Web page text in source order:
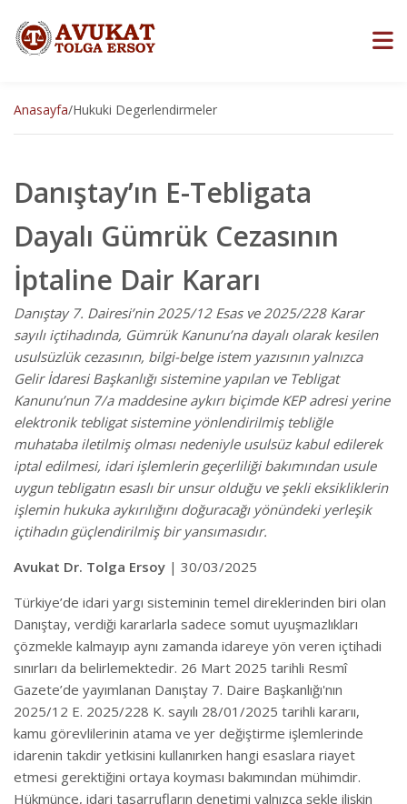
Anasayfa/Hukuki Degerlendirmeler
Danıştay’ın E-Tebligata
Dayalı Gümrük Cezasının
İptaline Dair Kararı
Danıştay 7. Dairesi’nin 2025/12 Esas ve 2025/228 Karar
sayılı içtihadında, Gümrük Kanunu’na dayalı olarak kesilen
usulsüzlük cezasının, bilgi-belge istem yazısının yalnızca
Gelir İdaresi Başkanlığı sistemine yapılan ve Tebligat
Kanunu’nun 7/a maddesine aykırı biçimde KEP adresi yerine
elektronik tebligat sistemine yönlendirilmiş tebliğle
muhataba iletilmiş olması nedeniyle usulsüz kabul edilerek
iptal edilmesi, idari işlemlerin geçerliliği bakımından usule
uygun tebligatın esaslı bir unsur olduğu ve şekli eksikliklerin
işlemin hukuka aykırılığını doğuracağı yönündeki yerleşik
içtihadın güçlendirilmiş bir yansımasıdır.
Avukat Dr. Tolga Ersoy | 30/03/2025
Türkiye’de idari yargı sisteminin temel direklerinden biri olan
Danıştay, verdiği kararlarla sadece somut uyuşmazlıkları
çözmekle kalmayıp aynı zamanda idareye yön veren içtihadi
sınırları da belirlemektedir. 26 Mart 2025 tarihli Resmî
Gazete’de yayımlanan Danıştay 7. Daire Başkanlığı'nın
2025/12 E. 2025/228 K. sayılı 28/01/2025 tarihli kararıı,
kamu görevlilerinin atama ve yer değiştirme işlemlerinde
idarenin takdir yetkisini kullanırken hangi esaslara riayet
etmesi gerektiğini ortaya koyması bakımından mühimdir.
Hükmünce, idari tasarrufların denetimi yalnızca şekle ilişkin